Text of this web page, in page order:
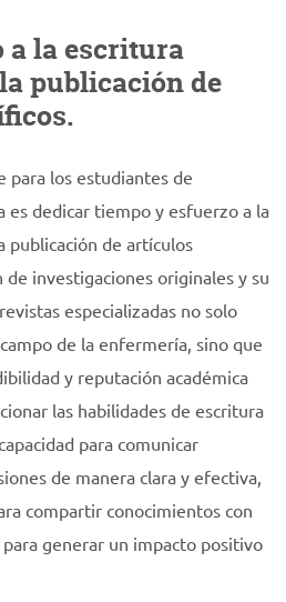
a la escritura
publicación de
para los estudiantes de
es dedicar tiempo y esfuerzo a la
publicación de artículos
investigaciones originales y su
especializadas no solo
de la enfermería, sino que
y reputación académica
las habilidades de escritura
para comunicar
de manera clara y efectiva,
compartir conocimientos con
generar un impacto positivo